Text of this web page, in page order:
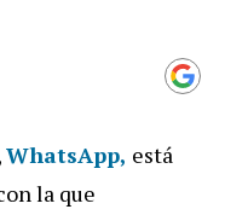
WhatsApp, está
la que